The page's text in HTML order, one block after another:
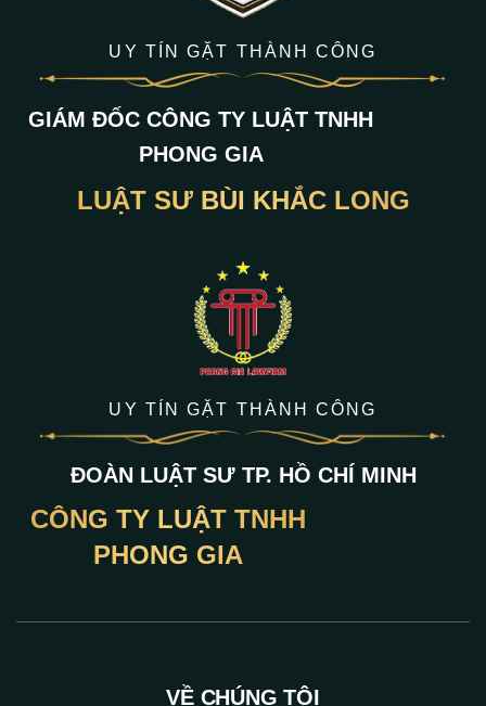
UY TÍN GẶT THÀNH CÔNG
GIÁM ĐỐC CÔNG TY LUẬT TNHH
PHONG GIA
LUẬT SƯ BÙI KHẮC LONG
UY TÍN GẶT THÀNH CÔNG
ĐOÀN LUẬT SƯ TP. HỒ CHÍ MINH
CÔNG TY LUẬT TNHH
PHONG GIA
VỀ CHÚNG TÔI